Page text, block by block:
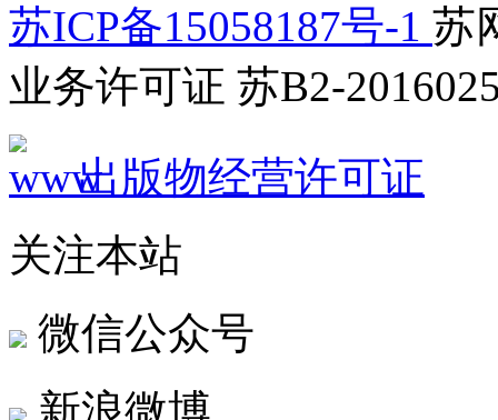
苏ICP备15058187号-1 苏
业务许可证 苏B2-
出版物经营许可证
关注本站
微信公众号